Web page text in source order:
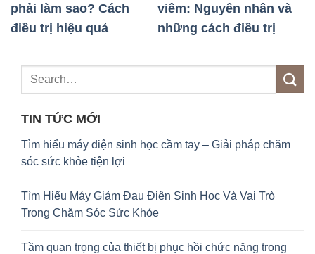
viêm: Nguyên nhân và
những cách điều trị
peel là gì? Cách điều trị
hiệu quả
TIN TỨC MỚI
Tìm hiểu máy điện sinh học cầm tay – Giải pháp chăm
sóc sức khỏe tiện lợi
Tìm Hiểu Máy Giảm Đau Điện Sinh Học Và Vai Trò
Trong Chăm Sóc Sức Khỏe
Tầm quan trọng của thiết bị phục hồi chức năng trong